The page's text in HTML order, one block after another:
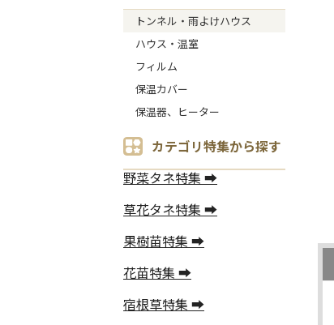
トンネル・雨よけハウス
ハウス・温室
フィルム
保温カバー
保温器、ヒーター
カテゴリ特集から探す
野菜タネ特集 ➡
草花タネ特集 ➡
果樹苗特集 ➡
花苗特集 ➡
宿根草特集 ➡